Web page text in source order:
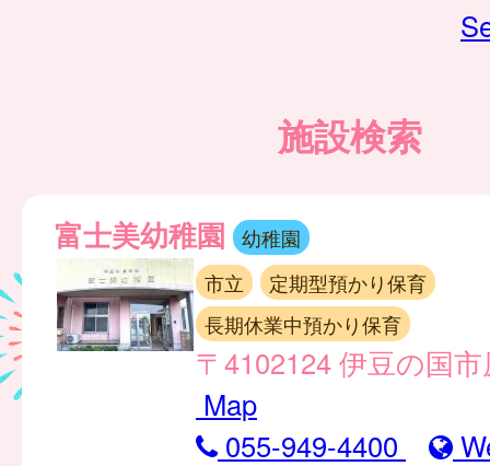
施設検索
富士美幼稚園
幼稚園
市立
定期型預かり保育
長期休業中預かり保育
〒4102124 伊豆の国
Map
055-949-4400